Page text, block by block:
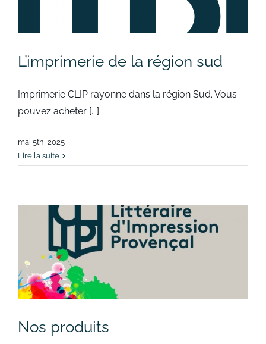
L’imprimerie de la région sud
Imprimerie CLIP rayonne dans la région Sud. Vous
pouvez acheter [...]
mai 5th, 2025
Lire la suite
Nos produits